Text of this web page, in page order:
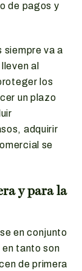
de pagos y
siempre va a
al
los
un plazo
adquirir
se
y para la
en conjunto
tanto son
de primera